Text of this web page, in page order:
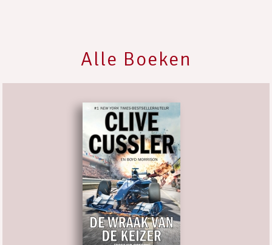
Alle Boeken